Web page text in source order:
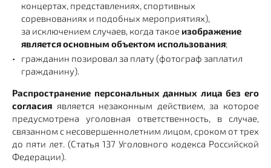
концертах, представлениях, спортивных
соревнованиях и подобных мероприятиях),
за исключением случаев, когда такое изображение
является основным объектом использования;
гражданин позировал за плату (фотограф заплатил
гражданину).
Распространение персональных данных лица без его
согласия является незаконным действием, за которое
предусмотрена уголовная ответственность, в случае,
связанном с несовершеннолетним лицом, сроком от трех
до пяти лет. (Статья 137 Уголовного кодекса Российской
Федерации).